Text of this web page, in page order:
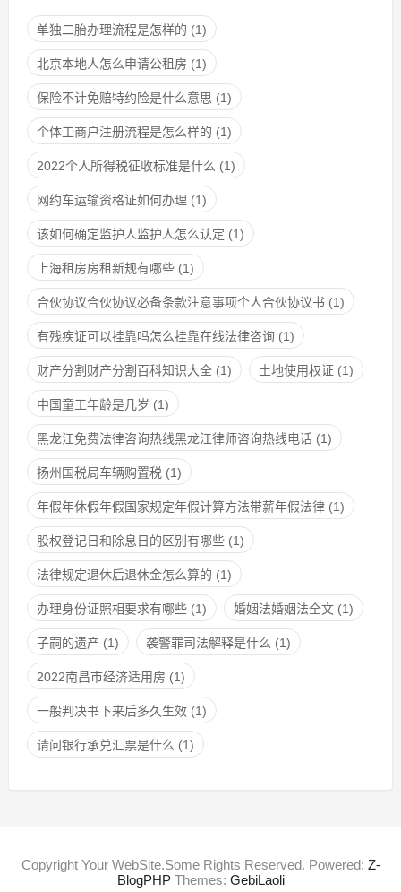
单独二胎办理流程是怎样的 (1)
北京本地人怎么申请公租房 (1)
保险不计免赔特约险是什么意思 (1)
个体工商户注册流程是怎么样的 (1)
2022个人所得税征收标准是什么 (1)
网约车运输资格证如何办理 (1)
该如何确定监护人监护人怎么认定 (1)
上海租房房租新规有哪些(1)
合伙协议合伙协议必备条款注意事项个人合伙协议书(1)
有残疾证可以挂靠吗怎么挂靠在线法律咨询 (1)
财产分割财产分割百科知识大全(1) 土地使用权证 (1)
中国童工年龄是几岁 (1)
黑龙江免费法律咨询热线黑龙江律师咨询热线电话(1)
扬州国税局车辆购置税 (1)
年假年休假年假国家规定年假计算方法带薪年假法律(1)
股权登记日和除息日的区别有哪些(1)
法律规定退休后退休金怎么算的 (1)
办理身份证照相要求有哪些(1) 婚姻法婚姻法全文(1)
子嗣的遗产 (1) 袭警罪司法解释是什么 (1)
2022南昌市经济适用房 (1)
一般判决书下来后多久生效(1)
请问银行承兑汇票是什么 (1)
Copyright Your WebSite.Some Rights Reserved. Powered: Z-
BlogPHPThemes: GebiLaoli